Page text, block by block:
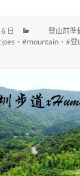
日 分類登山前
、#mountain 、#登
什麼？登山煮食分享